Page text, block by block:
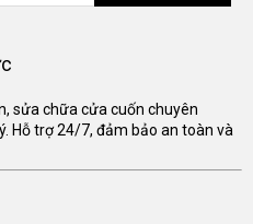
sửa chữa cửa cuốn chuyên
Hỗ trợ 24/7, đảm bảo an toàn và